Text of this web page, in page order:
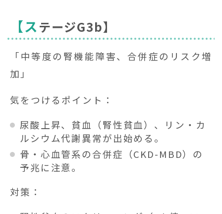
【ステージG3b】
「中等度の腎機能障害、合併症のリスク増
加」
気をつけるポイント：
尿酸上昇、貧血（腎性貧血）、リン・カ
ルシウム代謝異常が出始める。
骨・心血管系の合併症（CKD-MBD）の
予兆に注意。
対策：